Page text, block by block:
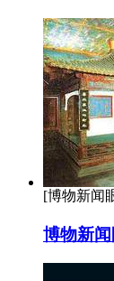
[博物新闻
博物新